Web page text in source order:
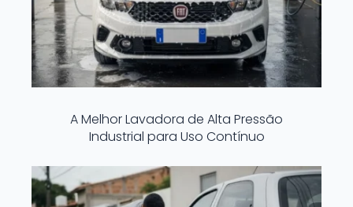
A Melhor Lavadora de Alta Pressão
Industrial para Uso Contínuo